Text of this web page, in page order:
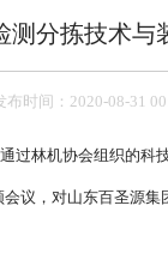
测分拣技术
布时间：2020-08-31
过林机协会组织的科
议，对山东百圣源